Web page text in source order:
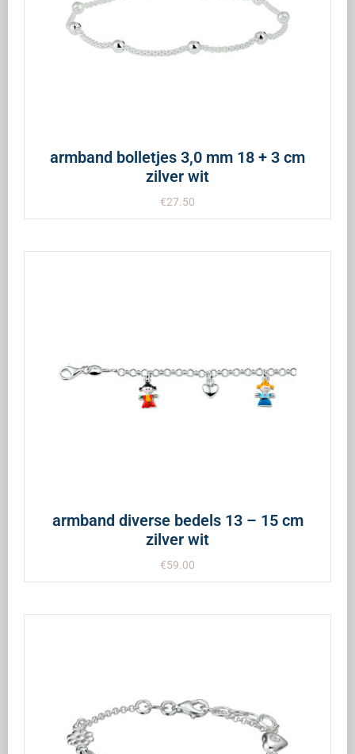
armband bolletjes 3,0 mm 18 + 3 cm
zilver wit
€27.50
armband diverse bedels 13 – 15 cm
zilver wit
€59.00